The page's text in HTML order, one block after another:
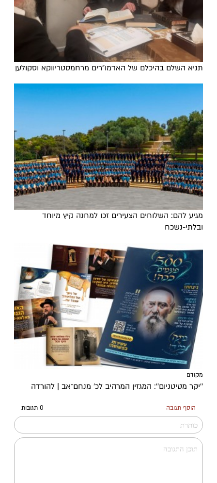
תניא השלם בהיכלם של האדמו"רים מרחמסטריווקא וסקולען
מגיע להם: השלוחים הצעירים זכו למחנה קיץ מיוחד
ובלתי-נשכח
מקודם
''יקר מטיטניום'': המגזין המרהיב לכ’ מנחם־אב | להורדה
הוסף תגובה 0 תגובות